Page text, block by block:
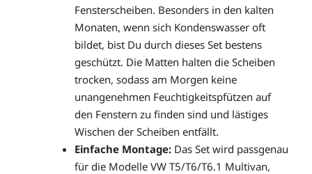
Fensterscheiben. Besonders in den kalten
Monaten, wenn sich Kondenswasser oft
bildet, bist Du durch dieses Set bestens
geschützt. Die Matten halten die Scheiben
trocken, sodass am Morgen keine
unangenehmen Feuchtigkeitspfützen auf
den Fenstern zu finden sind und lästiges
Wischen der Scheiben entfällt.
Einfache Montage: Das Set wird passgenau
für die Modelle VW T5/T6/T6.1 Multivan,